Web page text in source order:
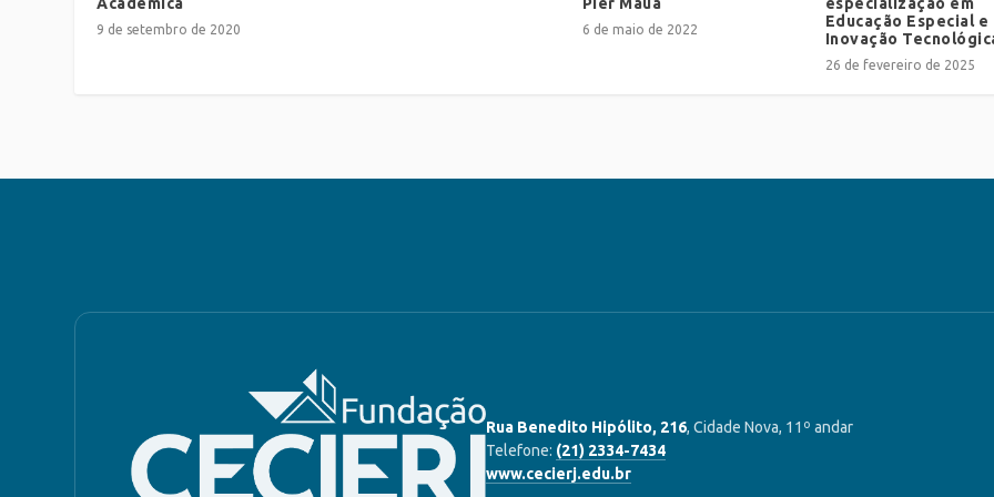
9 de setembro de 2020 6 de maio de 2022
Educação Especial e
Inovação
26 de fevereiro de 2025
Rua Benedito Hipólito, 216, Cidade Nova, 11º andar
Telefone: (21) 2334-7434
www.cecierj.edu.br